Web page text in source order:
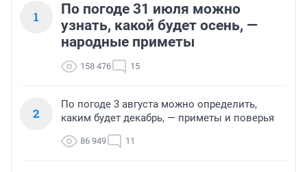
1
По погоде 31 июля можно
узнать, какой будет осень, —
народные приметы
158 476 15
2
По погоде 3 августа можно определить,
каким будет декабрь, — приметы и поверья
86 949 11